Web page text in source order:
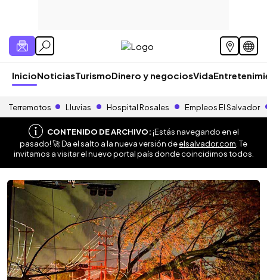
InicioNoticiasTurismoDinero y negociosVida
Terremotos Lluvias Hospital Rosales Empleos El Salvador
CONTENIDO DE ARCHIVO:¡Estás navegando en el
pasado! 🚀 Da el salto a la nueva versión deelsalvador.com . Te
invitamos a visitar el nuevo portal país donde coincidimos todos.